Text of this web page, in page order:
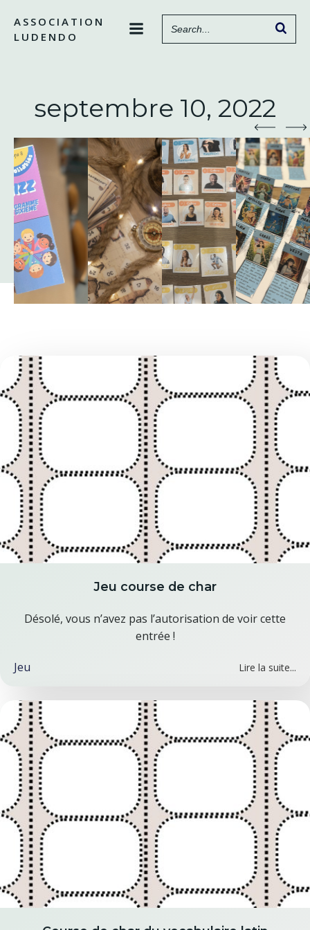
contenu
ASSOCIATION
LUDENDO
septembre 10, 2022
Jeu course de char
Désolé, vous n’avez pas l’autorisation de voir cette
entrée !
Jeu Lire la suite...